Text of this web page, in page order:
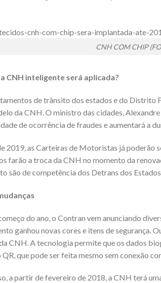
CNH COM CHIP
CNH inteligente será aplicada?
de trânsito dos estados e do Distrito
da CNH. O ministro das cidades,
de ocorrência de fraudes e aumentará a
2019, as Carteiras de Motoristas já poderão
farão a troca da CNH no momento da
são de competência dos Detrans dos
do ano, o Contran vem anunciando
ganhou novas cores e itens de segurança.
CNH. A tecnologia permite que os dados
que pode ser feita mesmo sem conexão
a partir de fevereiro de 2018, a CNH terá